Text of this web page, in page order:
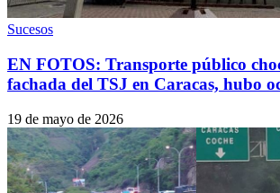
Sucesos
EN FOTOS: Transporte público
fachada del TSJ en Caracas, hubo
19 de mayo de 2026